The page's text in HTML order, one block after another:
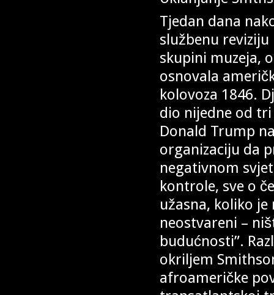
Tjedan dana
službenu
skupini muzeja,
osnovala
kolovoza 1846.
dio nijedne od
Donald Trump
organizaciju da
negativnom
kontrole, sve o
užasna, koliko
neostvareni –
budućnosti”.
okriljem
afroameričke